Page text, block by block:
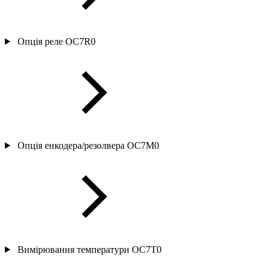
Опція реле OC7R0
Опція енкодера/резолвера OC7M0
Вимірювання температури OC7T0​